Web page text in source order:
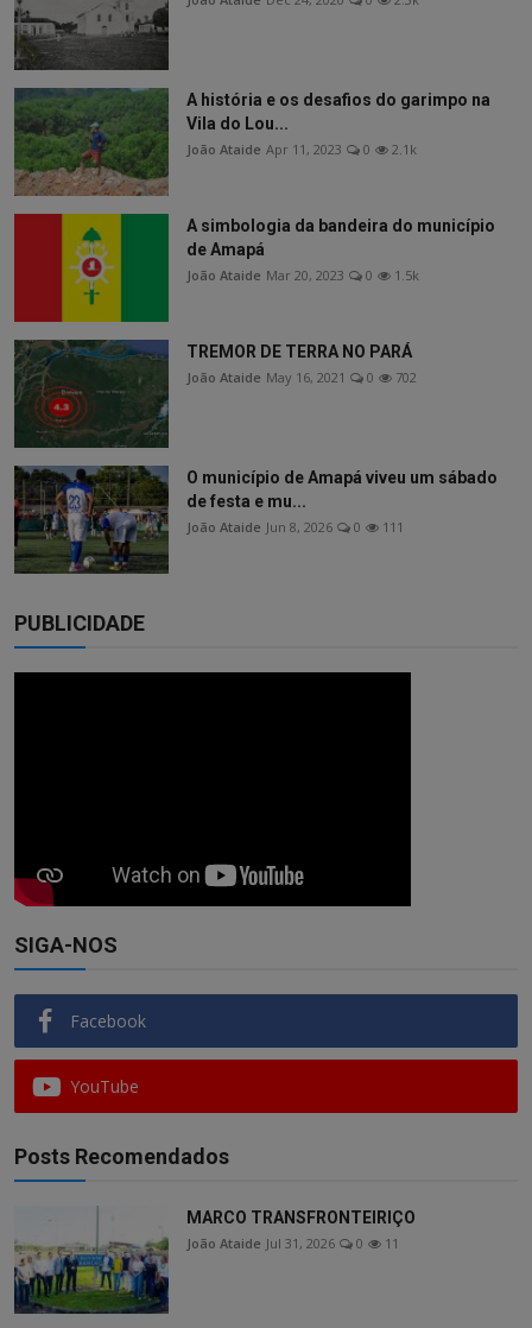
A história e os desafios do garimpo na
Vila do Lou...
João Ataide Apr 11, 2023 0 2.1k
A simbologia da bandeira do município
de Amapá
João Ataide Mar 20, 2023 0 1.5k
TREMOR DE TERRA NO PARÁ
João Ataide May 16, 2021 0 702
O município de Amapá viveu um sábado
de festa e mu...
João Ataide Jun 8, 2026 0 111
PUBLICIDADE
SIGA-NOS
Facebook
YouTube
Posts Recomendados
MARCO TRANSFRONTEIRIÇO
João Ataide Jul 31, 2026 0 11